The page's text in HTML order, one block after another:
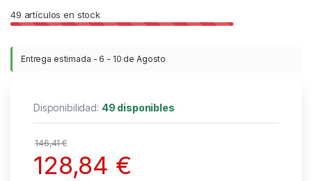
49 artículos en stock
Entrega estimada - 6 - 10 de Agosto
Disponibilidad: 49 disponibles
146,41€
128,84 €